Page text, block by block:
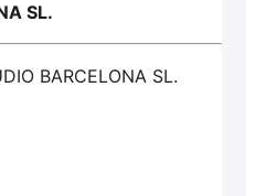
SL.
BARCELONA SL.